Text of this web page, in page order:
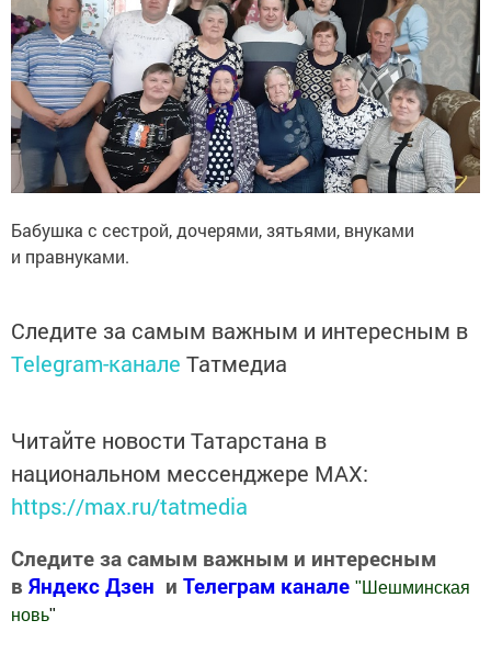
Бабушка с сестрой, дочерями, зятьями, внуками
и правнуками.
Следите за самым важным и интересным в
Telegram-канале Татмедиа
Читайте новости Татарстана в
национальном мессенджере MАХ:
https://max.ru/tatmedia
Следите за самым важным и интересным
в Яндекс Дзен и Телеграм канале "Шешминская
новь"